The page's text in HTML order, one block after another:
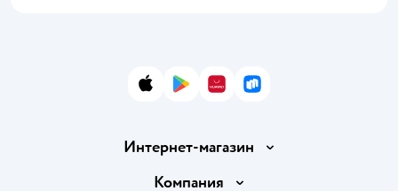
App StoreGoogle Play
AppGallery
RuStore
Интернет-магазин
Доставка и оплата
Компания